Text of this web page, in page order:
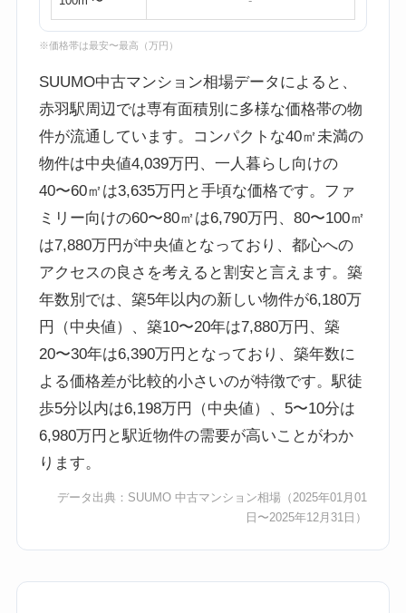
※価格帯は最安〜最高（万円）
SUUMO中古マンション相場データによると、
赤羽駅周辺では専有面積別に多様な価格帯の物
件が流通しています。コンパクトな40㎡未満の
物件は中央値4,039万円、一人暮らし向けの
40〜60㎡は3,635万円と手頃な価格です。ファ
ミリー向けの60〜80㎡は6,790万円、80〜100㎡
は7,880万円が中央値となっており、都心への
アクセスの良さを考えると割安と言えます。築
年数別では、築5年以内の新しい物件が6,180万
円（中央値）、築10〜20年は7,880万円、築
20〜30年は6,390万円となっており、築年数に
よる価格差が比較的小さいのが特徴です。駅徒
歩5分以内は6,198万円（中央値）、5〜10分は
6,980万円と駅近物件の需要が高いことがわか
ります。
データ出典： SUUMO 中古マンション相場 （2025年01月01
日〜2025年12月31日）